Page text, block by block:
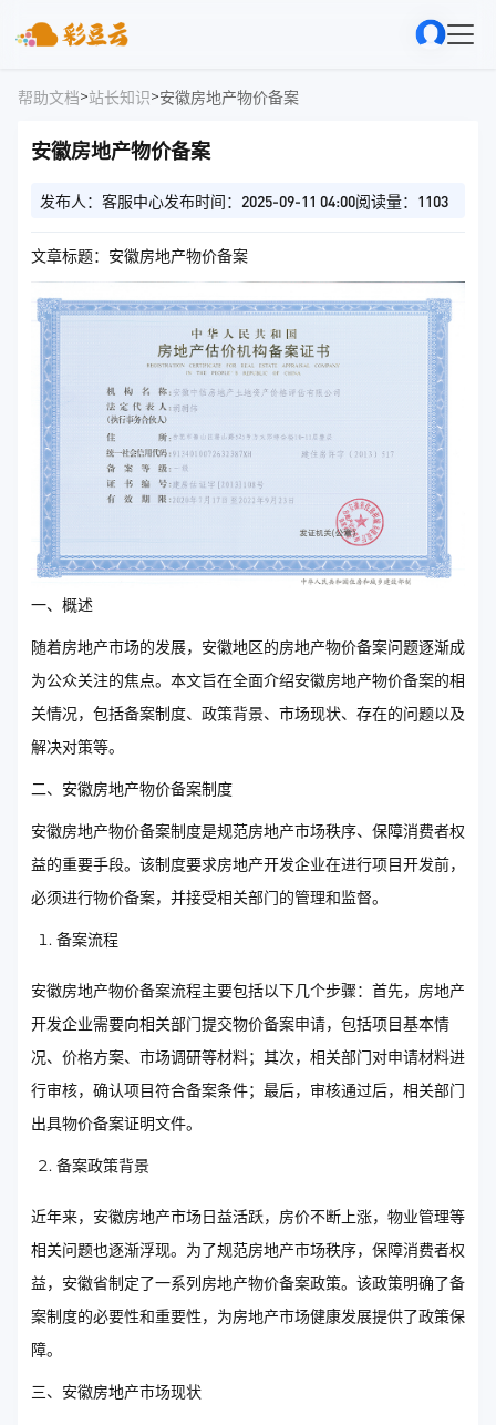
帮助文档>站长知识>安徽房地产物价备案
安徽房地产物价备案
发布人：客服中心发布时间：2025-09-11 04:00阅读量：1103
文章标题：安徽房地产物价备案
一、概述
随着房地产市场的发展，安徽地区的房地产物价备案问题逐渐成
为公众关注的焦点。本文旨在全面介绍安徽房地产物价备案的相
关情况，包括备案制度、政策背景、市场现状、存在的问题以及
解决对策等。
二、安徽房地产物价备案制度
安徽房地产物价备案制度是规范房地产市场秩序、保障消费者权
益的重要手段。该制度要求房地产开发企业在进行项目开发前，
必须进行物价备案，并接受相关部门的管理和监督。
备案流程
安徽房地产物价备案流程主要包括以下几个步骤：首先，房地产
开发企业需要向相关部门提交物价备案申请，包括项目基本情
况、价格方案、市场调研等材料；其次，相关部门对申请材料进
行审核，确认项目符合备案条件；最后，审核通过后，相关部门
出具物价备案证明文件。
备案政策背景
近年来，安徽房地产市场日益活跃，房价不断上涨，物业管理等
相关问题也逐渐浮现。为了规范房地产市场秩序，保障消费者权
益，安徽省制定了一系列房地产物价备案政策。该政策明确了备
案制度的必要性和重要性，为房地产市场健康发展提供了政策保
障。
三、安徽房地产市场现状